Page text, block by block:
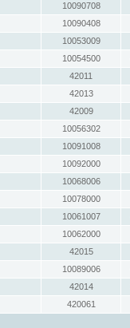
10090708
10090408
10053009
10054500
42011
42013
42009
10056302
10091008
10092000
10068006
10078000
10061007
10062000
42015
10089006
42014
420061